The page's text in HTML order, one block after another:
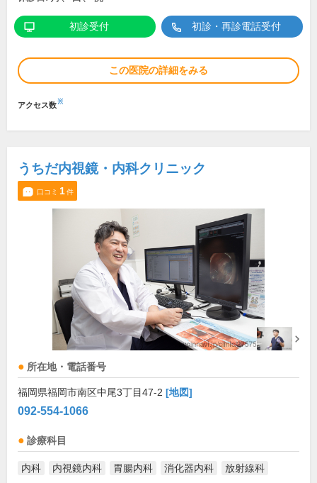
初診受付 初診・再診電話受付
この医院の詳細をみる
アクセス数※
うちだ内視鏡・内科クリニック
口コミ 1件
所在地・電話番号
福岡県福岡市南区中尾3丁目47-2 [地図]
092-554-1066
診療科目
内科 内視鏡内科 胃腸内科 消化器内科 放射線科